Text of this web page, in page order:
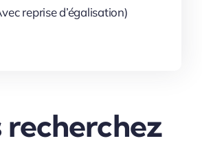
reprise d’égalisation)
recherchez